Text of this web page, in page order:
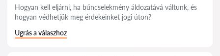
Hogyan kell eljárni, ha bűncselekmény áldozatává váltunk, és
hogyan védhetjük meg érdekeinket jogi úton?
Ugrás a válaszhoz